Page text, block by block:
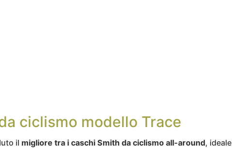
ciclismo modello Trace
il migliore tra i caschi Smith da ciclismo all-around, ideale